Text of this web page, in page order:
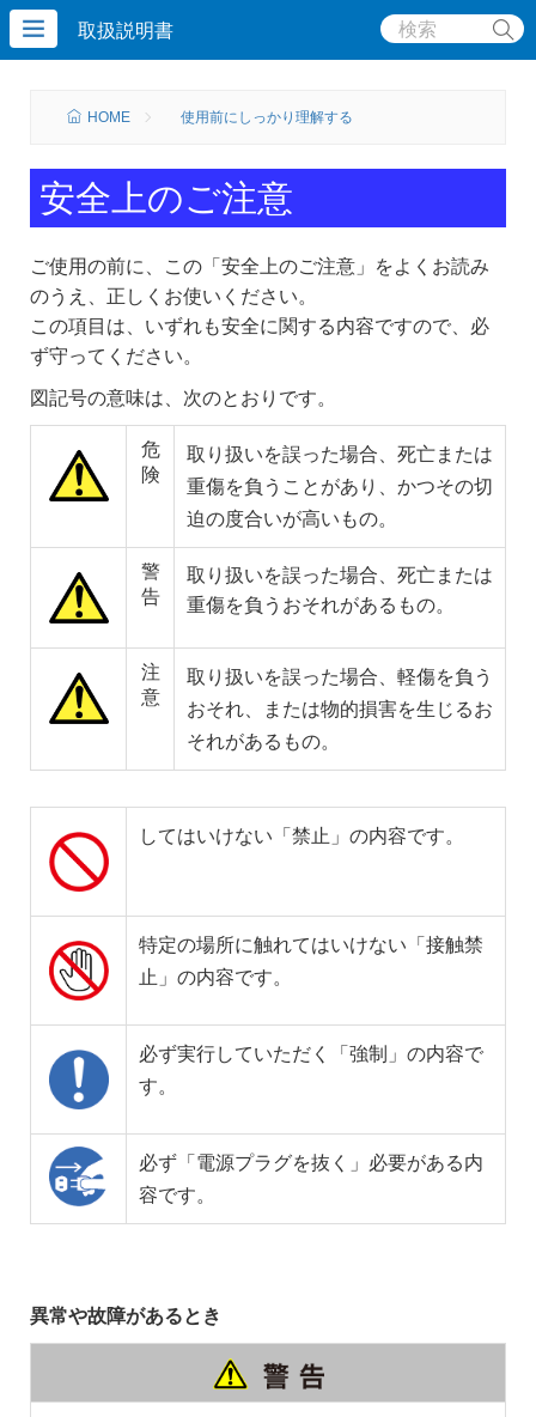
取扱説明書
HOME 使用前にしっかり理解する
安全上のご注意
ご使用の前に、この「安全上のご注意」をよくお読み
のうえ、正しくお使いください。
この項目は、いずれも安全に関する内容ですので、必
ず守ってください。
図記号の意味は、次のとおりです。
危
険
取り扱いを誤った場合、死亡または
重傷を負うことがあり、かつその切
迫の度合いが高いもの。
警
告
取り扱いを誤った場合、死亡または
重傷を負うおそれがあるもの。
注
意
取り扱いを誤った場合、軽傷を負う
おそれ、または物的損害を生じるお
それがあるもの。
してはいけない「禁止」の内容です。
特定の場所に触れてはいけない「接触禁
止」の内容です。
必ず実行していただく「強制」の内容で
す。
必ず「電源プラグを抜く」必要がある内
容です。
異常や故障があるとき